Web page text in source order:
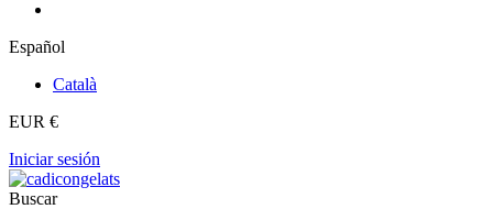
Español
Català
EUR €
Iniciar sesión
Buscar